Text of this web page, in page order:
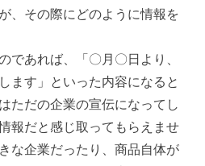
、その際にどのように情報を
であれば、「〇月〇日より、
ます」といった内容になると
ただの企業の宣伝になってし
報だと感じ取ってもらえませ
な企業だったり、商品自体が